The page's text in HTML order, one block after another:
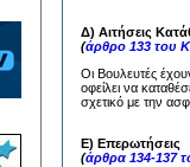
Δ) Αιτήσεις
(άρθρο 133 του
Οι Βουλευτές
οφείλει να
σχετικό με την
Ε) Επερωτήσεις
(άρθρα 134-137